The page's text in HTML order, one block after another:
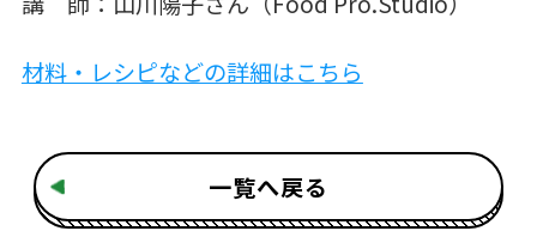
材料・レシピなどの詳細はこちら
一覧へ戻る